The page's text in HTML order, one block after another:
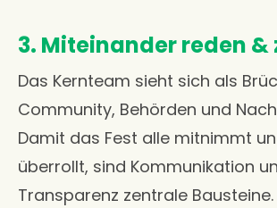
3. Miteinander reden &
Das Kernteam sieht sich als
Community, Behörden und
Damit das Fest alle mitnimmt
überrollt, sind Kommunikation
Transparenz zentrale Bausteine.